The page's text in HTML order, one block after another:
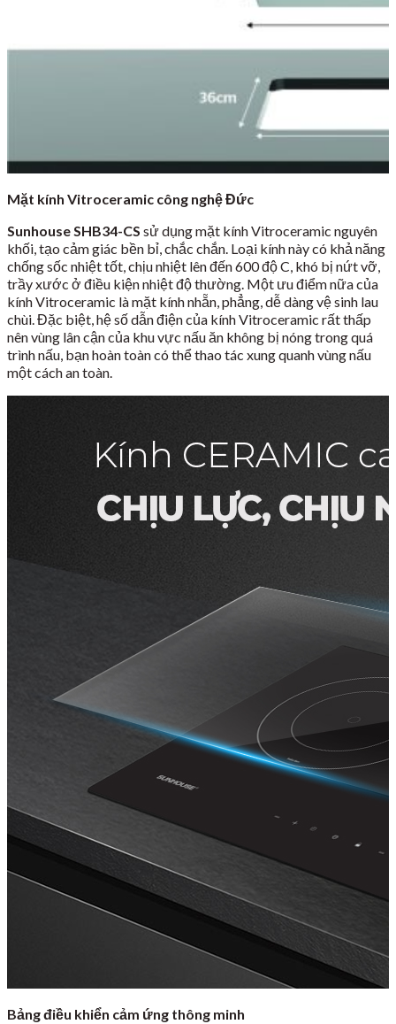
Mặt kính Vitroceramic công nghệ Đức
Sunhouse SHB34-CS sử dụng mặt kính Vitroceramic nguyên
khối, tạo cảm giác bền bỉ, chắc chắn. Loại kính này có khả năng
chống sốc nhiệt tốt, chịu nhiệt lên đến 600 độ C, khó bị nứt vỡ,
trầy xước ở điều kiện nhiệt độ thường. Một ưu điểm nữa của
kính Vitroceramic là mặt kính nhẵn, phẳng, dễ dàng vệ sinh lau
chùi. Đặc biệt, hệ số dẫn điện của kính Vitroceramic rất thấp
nên vùng lân cận của khu vực nấu ăn không bị nóng trong quá
trình nấu, bạn hoàn toàn có thể thao tác xung quanh vùng nấu
một cách an toàn.
Bảng điều khiển cảm ứng thông minh